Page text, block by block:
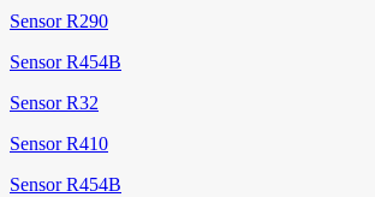
Sensor R290
Sensor R454B
Sensor R32
Sensor R410
Sensor R454B